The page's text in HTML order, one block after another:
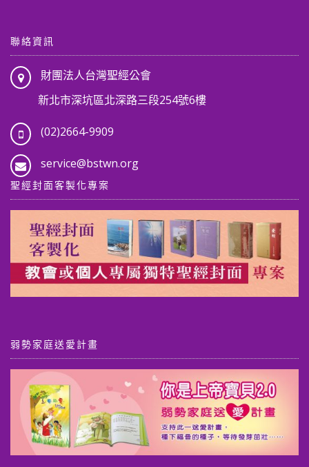
聯絡資訊
財團法人台灣聖經公會
新北市深坑區北深路三段254號6樓
(02)2664-9909
service@bstwn.org
聖經封面客製化專案
弱勢家庭送愛計畫